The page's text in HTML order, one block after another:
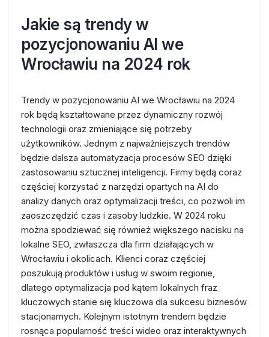
Jakie są trendy w
pozycjonowaniu AI we
Wrocławiu na 2024 rok
Trendy w pozycjonowaniu AI we Wrocławiu na 2024
rok będą kształtowane przez dynamiczny rozwój
technologii oraz zmieniające się potrzeby
użytkowników. Jednym z najważniejszych trendów
będzie dalsza automatyzacja procesów SEO dzięki
zastosowaniu sztucznej inteligencji. Firmy będą coraz
częściej korzystać z narzędzi opartych na AI do
analizy danych oraz optymalizacji treści, co pozwoli im
zaoszczędzić czas i zasoby ludzkie. W 2024 roku
można spodziewać się również większego nacisku na
lokalne SEO, zwłaszcza dla firm działających w
Wrocławiu i okolicach. Klienci coraz częściej
poszukują produktów i usług w swoim regionie,
dlatego optymalizacja pod kątem lokalnych fraz
kluczowych stanie się kluczowa dla sukcesu biznesów
stacjonarnych. Kolejnym istotnym trendem będzie
rosnąca popularność treści wideo oraz interaktywnych